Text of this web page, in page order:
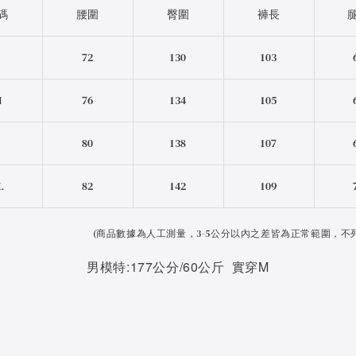
腰圍 臀圍 褲長
72 130 103
76 134 105
80 138 107
82 142 109
(商品數據為人工測量，3-5公分以內之差皆為正常範圍，不
男模特:177公分/60公斤 實穿M